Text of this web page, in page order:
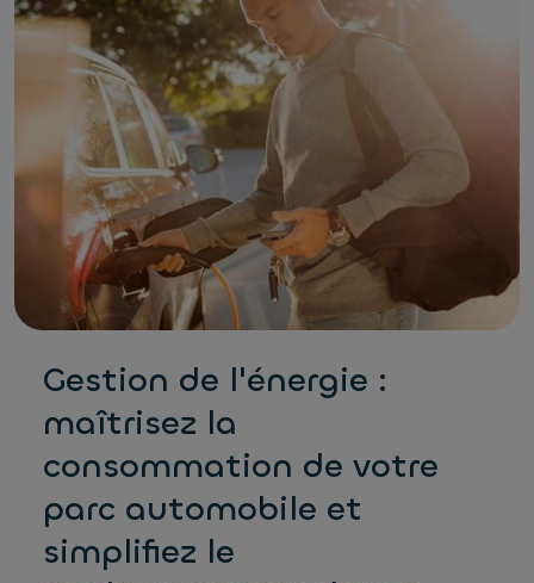
Gestion de l'énergie :
maîtrisez la
consommation de votre
parc automobile et
simplifiez le